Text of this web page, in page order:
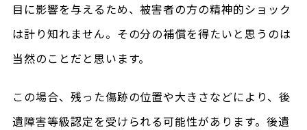
目に影響を与えるため、被害者の方の精神的ショック
は計り知れません。その分の補償を得たいと思うのは
当然のことだと思います。
この場合、残った傷跡の位置や大きさなどにより、後
遺障害等級認定を受けられる可能性があります。後遺